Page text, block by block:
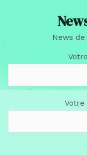
News
Votre